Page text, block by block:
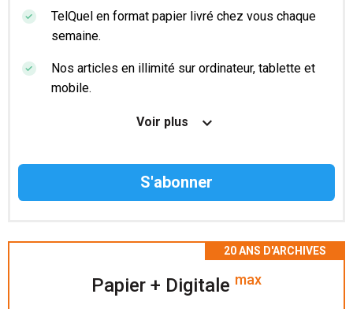
TelQuel en format papier livré chez vous chaque
semaine.
Nos articles en illimité sur ordinateur, tablette et
mobile.
Le magazine TelQuel en numérique avant la sortie
Voir plus
Papier + Digitale max